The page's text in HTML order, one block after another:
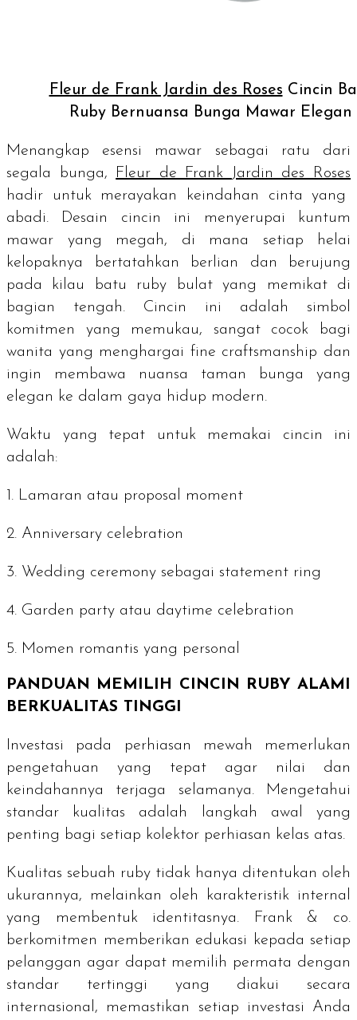
Fleur de Frank Jardin des Roses Cincin
Ruby Bernuansa Bunga Mawar Elegan
Menangkap esensi mawar sebagai ratu dari
segala bunga, Fleur de Frank
Jardin des Roses
hadir untuk merayakan keindahan cinta yang
abadi. Desain cincin ini menyerupai kuntum
mawar yang megah, di mana setiap helai
kelopaknya bertatahkan berlian dan berujung
pada kilau batu ruby
bulat yang memikat di
bagian tengah. Cincin ini adalah simbol
komitmen yang memukau, sangat cocok bagi
wanita yang menghargai fine craftsmanship dan
ingin membawa nuansa taman bunga yang
elegan ke dalam gaya hidup modern.
Waktu yang tepat untuk memakai cincin ini
adalah:
1. Lamaran atau proposal moment
2. Anniversary celebration
3. Wedding ceremony sebagai statement ring
4. Garden party atau daytime celebration
5. Momen romantis yang personal
PANDUAN MEMILIH CINCIN RUBY ALAMI
BERKUALITAS TINGGI
Investasi pada perhiasan mewah memerlukan
pengetahuan yang tepat agar nilai dan
keindahannya terjaga selamanya. Mengetahui
standar kualitas adalah langkah awal yang
penting bagi setiap kolektor perhiasan kelas atas.
Kualitas sebuah ruby tidak hanya ditentukan oleh
ukurannya, melainkan oleh karakteristik internal
yang membentuk identitasnya. Frank & co.
berkomitmen memberikan edukasi kepada setiap
pelanggan agar dapat memilih permata dengan
standar tertinggi yang diakui secara
internasional, memastikan setiap investasi Anda